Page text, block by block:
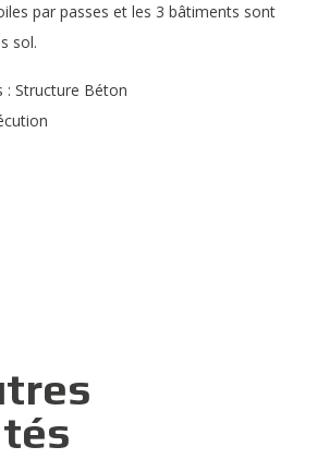
par passes et les 3 bâtiments sont
sol.
: Structure Béton